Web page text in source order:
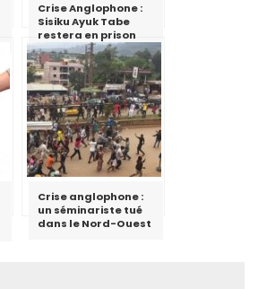
Crise Anglophone :
Sisiku Ayuk Tabe
restera en prison
Crise anglophone :
un séminariste tué
dans le Nord-Ouest